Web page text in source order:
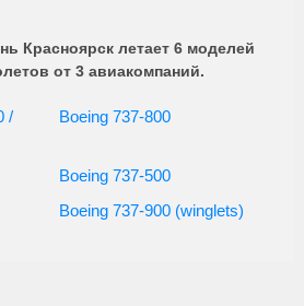
Красноярск летает 6 моделей
от 3 авиакомпаний.
/
Boeing 737-800
Boeing 737-500
Boeing 737-900 (winglets)